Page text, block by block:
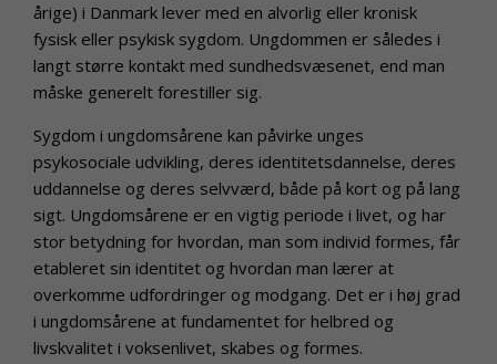
årige) i Danmark lever med en alvorlig eller kronisk
fysisk eller psykisk sygdom. Ungdommen er således i
langt større kontakt med sundhedsvæsenet, end man
måske generelt forestiller sig.
Sygdom i ungdomsårene kan påvirke unges
psykosociale udvikling, deres identitetsdannelse, deres
uddannelse og deres selvværd, både på kort og på lang
sigt. Ungdomsårene er en vigtig periode i livet, og har
stor betydning for hvordan, man som individ formes, får
etableret sin identitet og hvordan man lærer at
overkomme udfordringer og modgang. Det er i høj grad
i ungdomsårene at fundamentet for helbred og
livskvalitet i voksenlivet, skabes og formes.